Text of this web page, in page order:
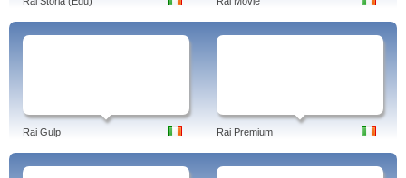
Rai Gulp Rai Premium